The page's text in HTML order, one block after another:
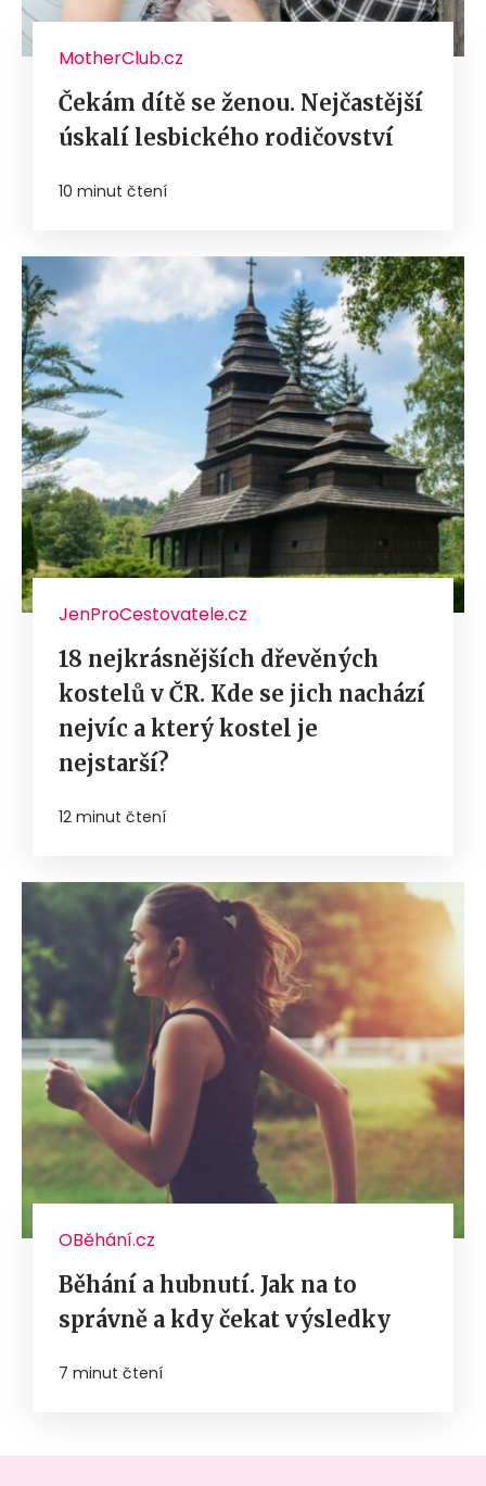
MotherClub.cz
Čekám dítě se ženou. Nejčastější
úskalí lesbického rodičovství
10 minut čtení
JenProCestovatele.cz
18 nejkrásnějších dřevěných
kostelů v ČR. Kde se jich nachází
nejvíc a který kostel je
nejstarší?
12 minut čtení
OBěhání.cz
Běhání a hubnutí. Jak na to
správně a kdy čekat výsledky
7 minut čtení